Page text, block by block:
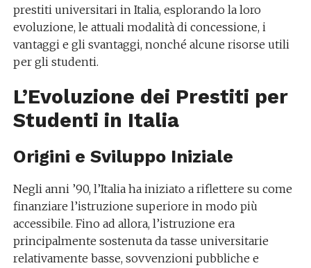
prestiti universitari in Italia, esplorando la loro
evoluzione, le attuali modalità di concessione, i
vantaggi e gli svantaggi, nonché alcune risorse utili
per gli studenti.
L’Evoluzione dei Prestiti per
Studenti in Italia
Origini e Sviluppo Iniziale
Negli anni ’90, l’Italia ha iniziato a riflettere su come
finanziare l’istruzione superiore in modo più
accessibile. Fino ad allora, l’istruzione era
principalmente sostenuta da tasse universitarie
relativamente basse, sovvenzioni pubbliche e